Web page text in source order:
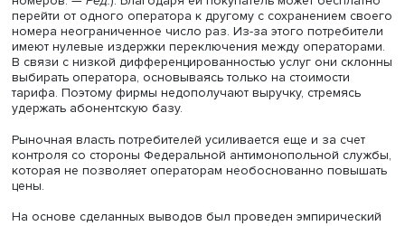
Российский рынок интернет-коммуникаций очень
каждого человека в РФ в среднем приходится около
симок. И даже при таком высоком уровне
выручки российских телекоммуникационных компаний
меньше показателей топовых иностранных компаний
Китая и Японии.
После проведения анализа главных действующих сил
автор сделала вывод, что наибольший эффект на
прибыльность телекоммуникационного бизнеса
потребители.